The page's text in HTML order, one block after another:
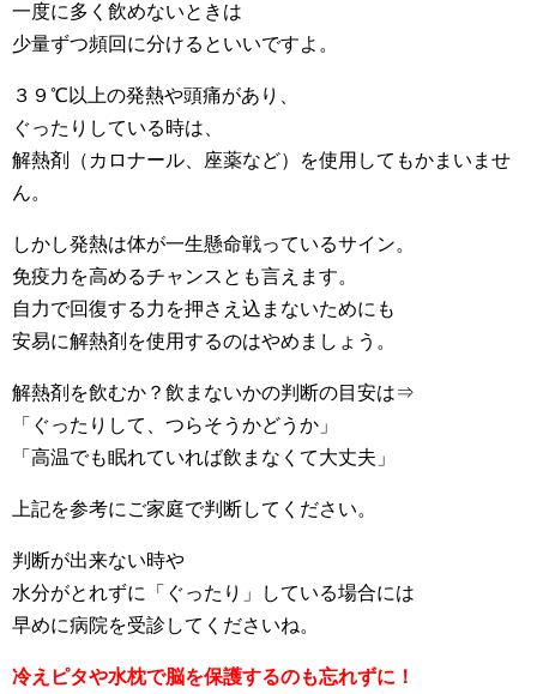
一度に多く飲めないときは
少量ずつ頻回に分けるといいですよ。
３９℃以上の発熱や頭痛があり、
ぐったりしている時は、
解熱剤（カロナール、座薬など）を使用してもかまいませ
ん。
しかし発熱は体が一生懸命戦っているサイン。
免疫力を高めるチャンスとも言えます。
自力で回復する力を押さえ込まないためにも
安易に解熱剤を使用するのはやめましょう。
解熱剤を飲むか？飲まないかの判断の目安は⇒
「ぐったりして、つらそうかどうか」
「高温でも眠れていれば飲まなくて大丈夫」
上記を参考にご家庭で判断してください。
判断が出来ない時や
水分がとれずに「ぐったり」している場合には
早めに病院を受診してくださいね。
冷えピタや水枕で脳を保護するのも忘れずに！